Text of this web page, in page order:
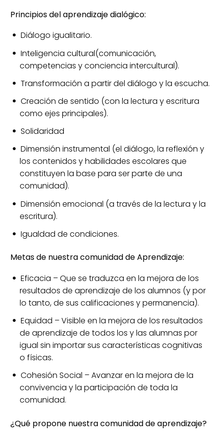
Principios del aprendizaje dialógico:
Diálogo igualitario.
Inteligencia cultural(comunicación,
competencias y conciencia intercultural).
Transformación a partir del diálogo y la escucha.
Creación de sentido (con la lectura y escritura
como ejes principales).
Solidaridad
Dimensión instrumental (el diálogo, la reflexión y
los contenidos y habilidades escolares que
constituyen la base para ser parte de una
comunidad).
Dimensión emocional (a través de la lectura y la
escritura).
Igualdad de condiciones.
Metas de nuestra comunidad de Aprendizaje:
Eficacia – Que se traduzca en la mejora de los
resultados de aprendizaje de los alumnos (y por
lo tanto, de sus calificaciones y permanencia).
Equidad – Visible en la mejora de los resultados
de aprendizaje de todos los y las alumnas por
igual sin importar sus características cognitivas
o físicas.
Cohesión Social – Avanzar en la mejora de la
convivencia y la participación de toda la
comunidad.
¿Qué propone nuestra comunidad de aprendizaje?